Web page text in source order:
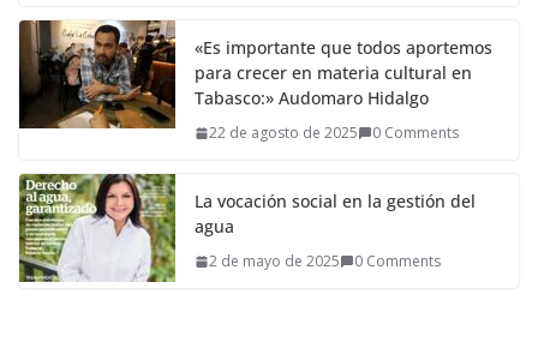
«Es importante que todos aportemos
para crecer en materia cultural en
Tabasco:» Audomaro Hidalgo
22 de agosto de 2025 0 Comments
La vocación social en la gestión del
agua
2 de mayo de 2025 0 Comments